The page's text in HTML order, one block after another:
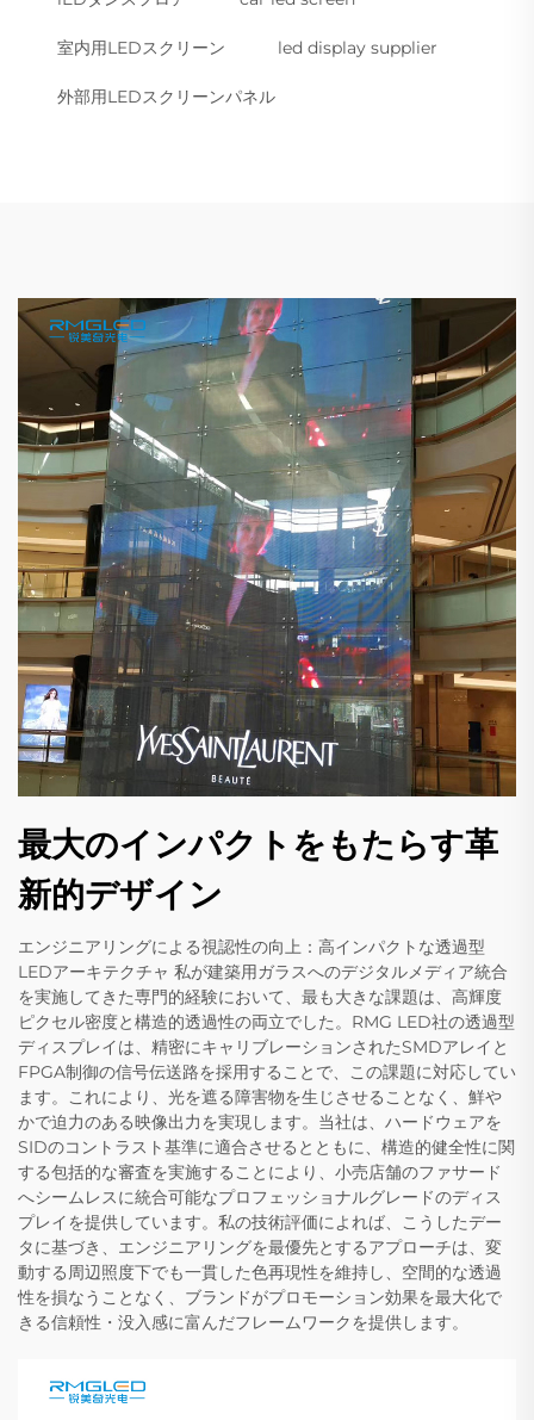
室内用LEDスクリーン led display supplier
外部用LEDスクリーンパネル
最大のインパクトをもたらす革
新的デザイン
エンジニアリングによる視認性の向上：高インパクトな透過型
LEDアーキテクチャ 私が建築用ガラスへのデジタルメディア統合
を実施してきた専門的経験において、最も大きな課題は、高輝度
ピクセル密度と構造的透過性の両立でした。RMG LED社の透過型
ディスプレイは、精密にキャリブレーションされたSMDアレイと
FPGA制御の信号伝送路を採用することで、この課題に対応してい
ます。これにより、光を遮る障害物を生じさせることなく、鮮や
かで迫力のある映像出力を実現します。当社は、ハードウェアを
SIDのコントラスト基準に適合させるとともに、構造的健全性に関
する包括的な審査を実施することにより、小売店舗のファサード
へシームレスに統合可能なプロフェッショナルグレードのディス
プレイを提供しています。私の技術評価によれば、こうしたデー
タに基づき、エンジニアリングを最優先とするアプローチは、変
動する周辺照度下でも一貫した色再現性を維持し、空間的な透過
性を損なうことなく、ブランドがプロモーション効果を最大化で
きる信頼性・没入感に富んだフレームワークを提供します。